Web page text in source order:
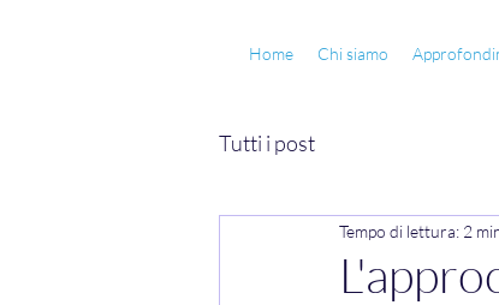
Home Chi siamo
Tutti i post
Tempo di lettura: 2